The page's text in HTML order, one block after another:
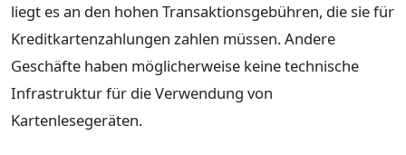
liegt es an den hohen Transaktionsgebühren, die sie für
Kreditkartenzahlungen zahlen müssen. Andere
Geschäfte haben möglicherweise keine technische
Infrastruktur für die Verwendung von
Kartenlesegeräten.